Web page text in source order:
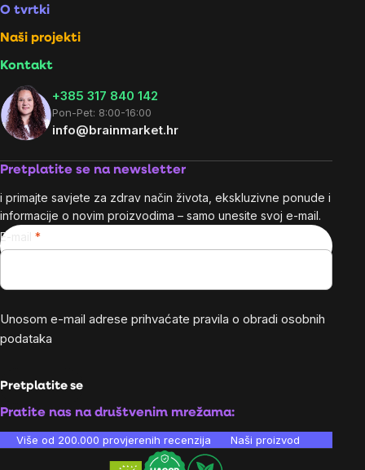
O tvrtki
Naši projekti
Kontakt
+385 317 840 142
Pon-Pet: 8:00-16:00
info@brainmarket.hr
Pretplatite se na newsletter
i primajte savjete za zdrav način života, ekskluzivne ponude i
informacije o novim proizvodima – samo unesite svoj e-mail.
E-mail
Unosom e-mail adrese prihvaćate pravila o obradi osobnih
podataka
Pretplatite se
Pratite nas na društvenim mrežama:
Više od 200.000 provjerenih recenzija Naši proizvodi su